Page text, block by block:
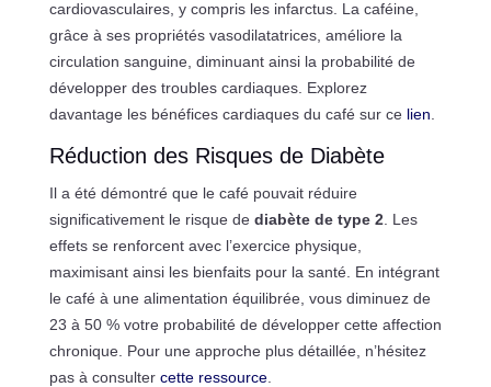
cardiovasculaires, y compris les infarctus. La caféine,
grâce à ses propriétés vasodilatatrices, améliore la
circulation sanguine, diminuant ainsi la probabilité de
développer des troubles cardiaques. Explorez
davantage les bénéfices cardiaques du café sur ce lien
Réduction des Risques de Diabète
Il a été démontré que le café pouvait réduire
significativement le risque de diabète de type 2. Les
effets se renforcent avec l’exercice physique,
maximisant ainsi les bienfaits pour la santé. En intégrant
le café à une alimentation équilibrée, vous diminuez de
23 à 50 % votre probabilité de développer cette affection
chronique. Pour une approche plus détaillée, n’hésitez
pas à consulter cette ressource.